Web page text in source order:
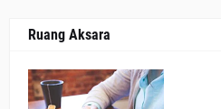
Ruang Aksara